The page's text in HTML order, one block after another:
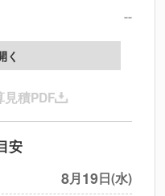
--
途
※上記小計は税別です
く
見積PDF
安
8月19日(水)